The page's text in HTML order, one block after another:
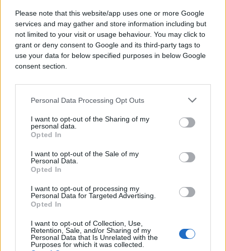
Please note that this website/app uses one or more Google
services and may gather and store information including but
not limited to your visit or usage behaviour. You may click to
grant or deny consent to Google and its third-party tags to
use your data for below specified purposes in below Google
consent section.
Personal Data Processing Opt Outs
I want to opt-out of the Sharing of my
personal data.
Opted In
I want to opt-out of the Sale of my
Personal Data.
Opted In
I want to opt-out of processing my
Personal Data for Targeted Advertising.
Opted In
I want to opt-out of Collection, Use,
Retention, Sale, and/or Sharing of my
Personal Data that Is Unrelated with the
Purposes for which it was collected.
E BURAZ
29.09.16. 23:35
Buraz je na ovo čekao cijeli život
Saznaj više